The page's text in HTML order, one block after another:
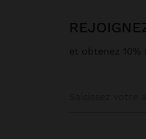
et obtenez 10%